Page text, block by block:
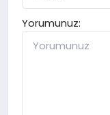
Yorumunuz: